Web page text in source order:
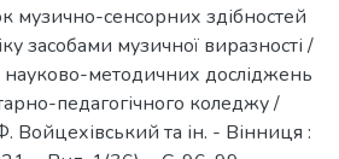
музично-сенсорних здібностей
засобами музичної виразності /
науково-методичних досліджень
педагогічного коледжу /
Войцехівський та ін. - Вінниця :